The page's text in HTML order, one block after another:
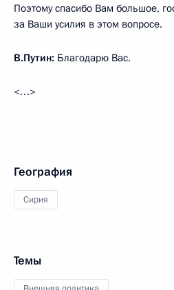
Поэтому спасибо Вам большое,
за Ваши усилия в этом вопросе.
В.Путин: Благодарю Вас.
<…>
География
Сирия
Темы